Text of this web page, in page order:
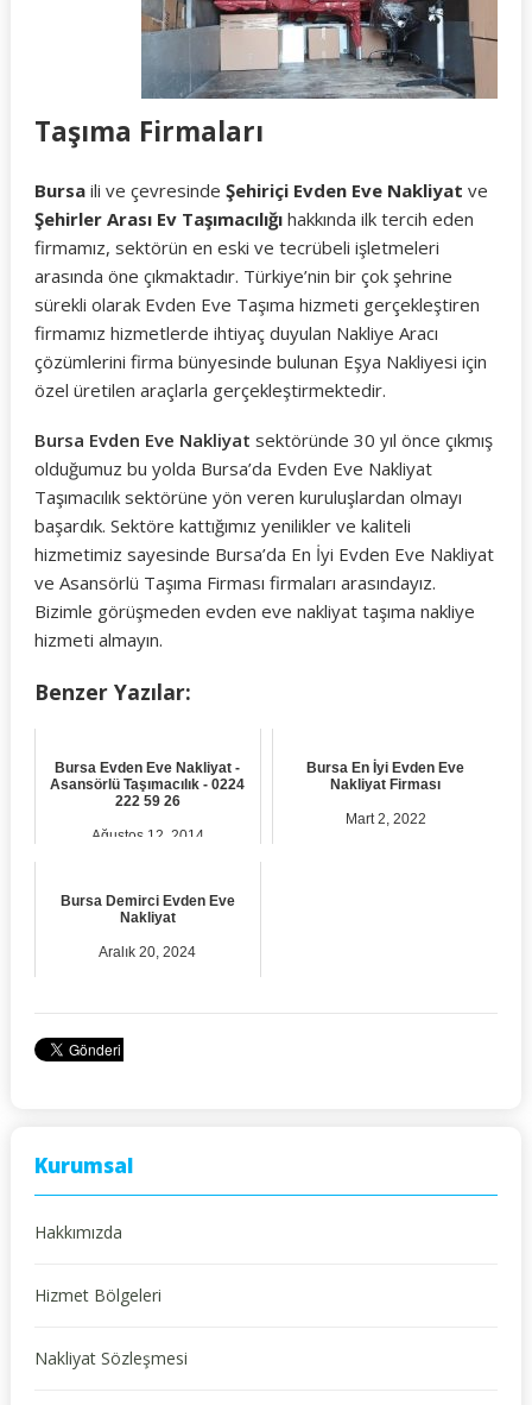
Taşıma Firmaları
Bursaili ve çevresinde Şehiriçi Evden Eve Nakliyat ve
Şehirler Arası Ev Taşımacılığıhakkında ilk tercih eden
firmamız, sektörün en eski ve tecrübeli işletmeleri
arasında öne çıkmaktadır. Türkiye’nin bir çok şehrine
sürekli olarak Evden Eve Taşıma hizmeti gerçekleştiren
firmamız hizmetlerde ihtiyaç duyulan Nakliye Aracı
çözümlerini firma bünyesinde bulunan Eşya Nakliyesi için
özel üretilen araçlarla gerçekleştirmektedir.
Bursa Evden Eve Nakliyat sektöründe 30 yıl önce çıkmış
olduğumuz bu yolda Bursa’da Evden Eve Nakliyat
Taşımacılık sektörüne yön veren kuruluşlardan olmayı
başardık. Sektöre kattığımız yenilikler ve kaliteli
hizmetimiz sayesinde Bursa’da En İyi Evden Eve Nakliyat
ve Asansörlü Taşıma Firması firmaları arasındayız.
Bizimle görüşmeden evden eve nakliyat taşıma nakliye
hizmeti almayın.
Benzer Yazılar:
Bursa Evden Eve Nakliyat -
Asansörlü Taşımacılık - 0224
222 59 26
Ağustos 12, 2014
Bursa En İyi Evden Eve
Nakliyat Firması
Mart 2, 2022
Bursa Demirci Evden Eve
Nakliyat
Aralık 20, 2024
Kurumsal
Hakkımızda
Hizmet Bölgeleri
Nakliyat Sözleşmesi